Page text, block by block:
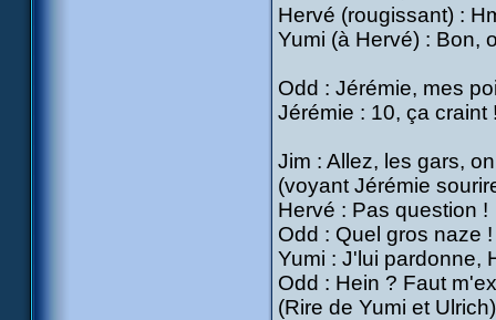
Hervé (rougissant) :
Yumi (à Hervé) : Bon,
Odd : Jérémie, mes
Jérémie : 10, ça craint
Jim : Allez, les gars,
(voyant Jérémie
Hervé : Pas question !
Odd : Quel gros naze !
Yumi : J'lui pardonne,
Odd : Hein ? Faut
(Rire de Yumi et Ulrich)